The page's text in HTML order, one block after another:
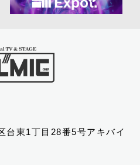
東1丁目28番5号アキバイ